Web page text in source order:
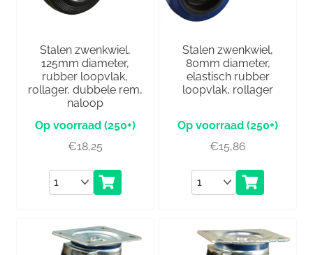
Stalen zwenkwiel,
125mm diameter,
rubber loopvlak,
rollager, dubbele rem,
naloop
(250+)
€18,25
Aantal
Stalen zwenkwiel,
80mm diameter,
elastisch rubber
loopvlak, rollager
(250+)
€15,86
Aantal